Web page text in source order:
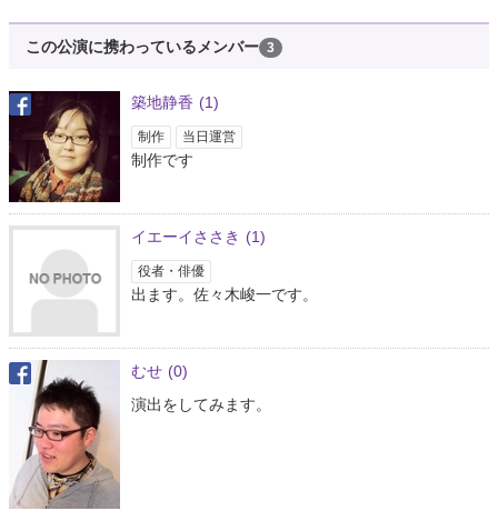
この公演に携わっているメンバー 3
築地静香 (1)
制作 当日運営
制作です
イエーイささき (1)
役者・俳優
出ます。佐々木峻一です。
むせ (0)
演出をしてみます。